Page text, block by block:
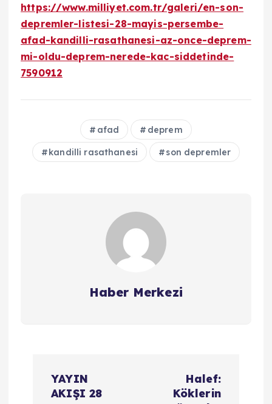
https://www.milliyet.com.tr/galeri/en-son-
depremler-listesi-28-mayis-persembe-
afad-kandilli-rasathanesi-az-once-deprem-
mi-oldu-deprem-nerede-kac-siddetinde-
7590912
afad deprem
kandilli rasathanesi son depremler
Haber Merkezi
YAYIN
AKIŞI 28
Halef:
Köklerin